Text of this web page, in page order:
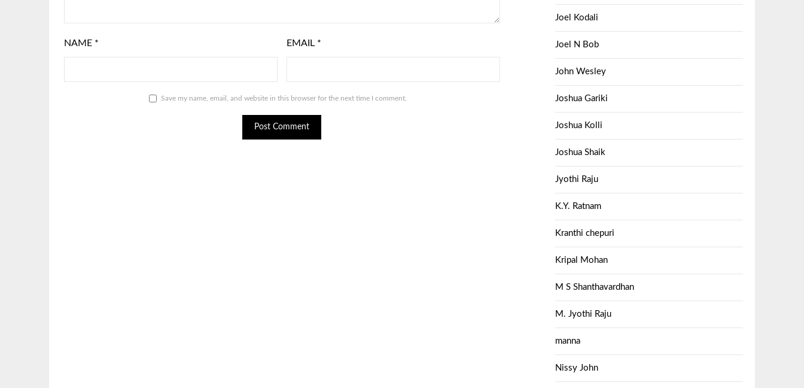
NAME * EMAIL *
Save my name, email, and website in this browser for the next time I comment.
Joel Kodali
Joel N Bob
John Wesley
Joshua Gariki
Joshua Kolli
Joshua Shaik
Jyothi Raju
K.Y. Ratnam
Kranthi chepuri
Kripal Mohan
M S Shanthavardhan
M. Jyothi Raju
manna
Nissy John